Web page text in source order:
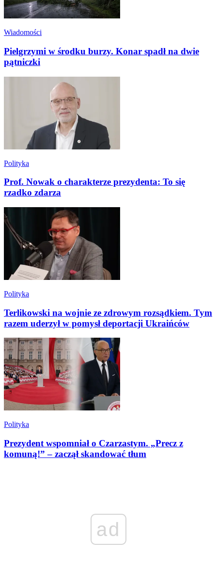
Wiadomości
Pielgrzymi w środku burzy. Konar spadł na dwie
pątniczki
Polityka
Prof. Nowak o charakterze prezydenta: To się
rzadko zdarza
Polityka
Terlikowski na wojnie ze zdrowym rozsądkiem. Tym
razem uderzył w pomysł deportacji Ukraińców
Polityka
Prezydent wspomniał o Czarzastym. „Precz z
komuną!” – zaczął skandować tłum
ad